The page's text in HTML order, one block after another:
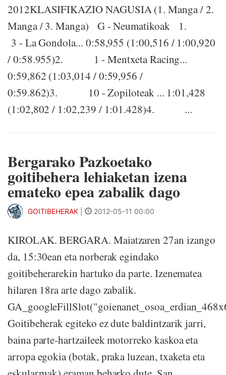
2012KLASIFIKAZIO NAGUSIA (1. Manga / 2.
Manga / 3. Manga) G - Neumatikoak 1.
3 - La Gondola... 0:58,955 (1:00,516 / 1:00,920
/ 0:58.955)2. 1 - Mentxeta Racing...
0:59,862 (1:03,014 / 0:59,956 /
0:59.862)3. 10 - Zopiloteak ... 1:01,428
(1:02,802 / 1:02,239 / 1:01.428)4. ...
Bergarako Pazkoetako
goitibehera lehiaketan izena
emateko epea zabalik dago
GOITIBEHERAK 2012-05-11 00:00
KIROLAK. BERGARA. Maiatzaren 27an izango
da, 15:30ean eta norberak egindako
goitibeherarekin hartuko da parte. Izenematea
hilaren 18ra arte dago zabalik.
Goitibeherak egiteko ez dute baldintzarik jarri,
baina parte-hartzaileek motorreko kaskoa eta
arropa egokia (botak, praka luzean, txaketa eta